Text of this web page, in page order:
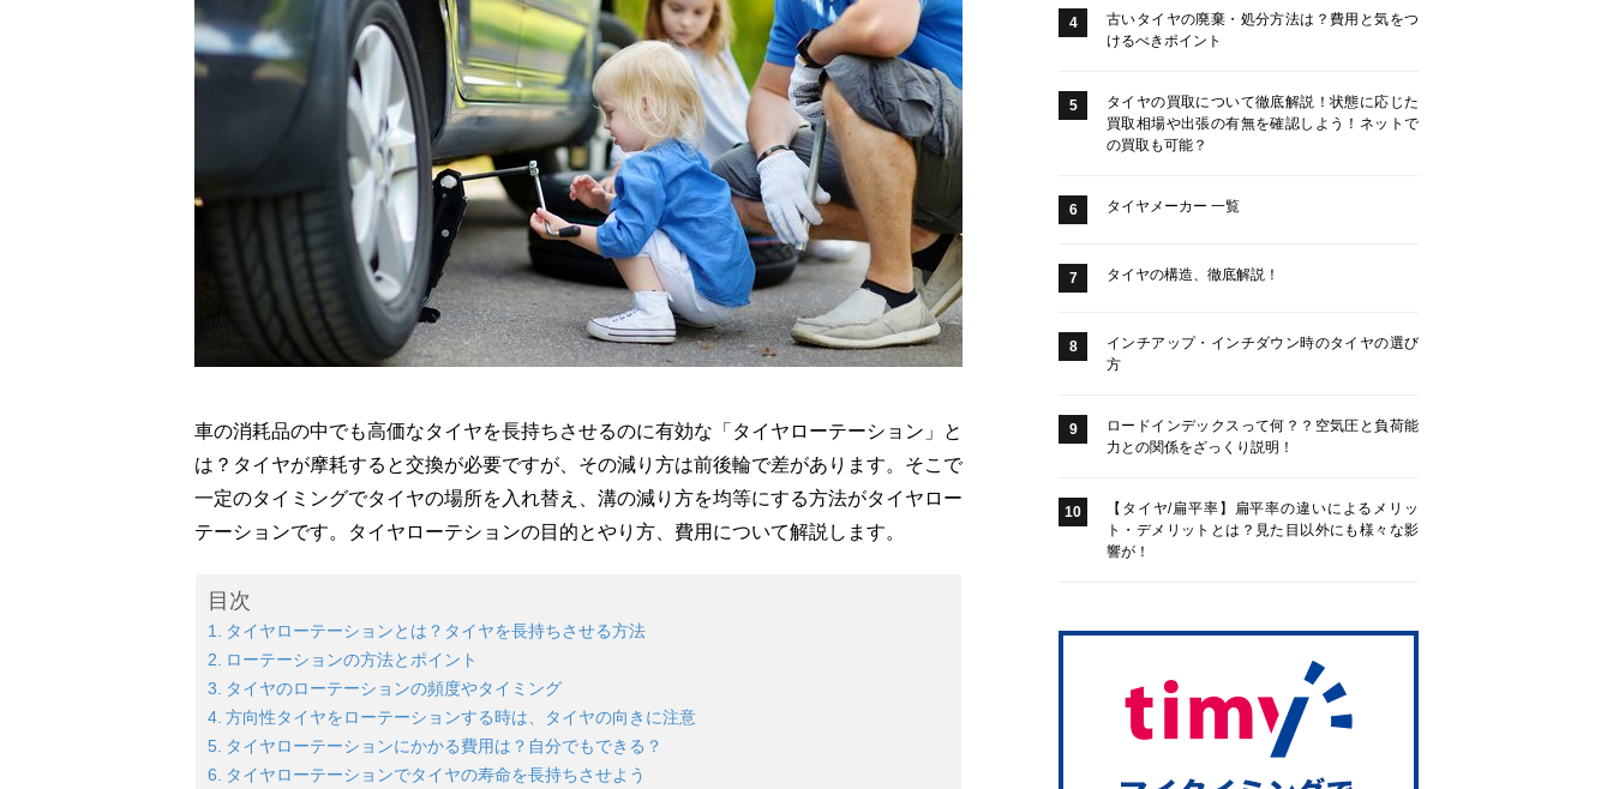
車の消耗品の中でも高価なタイヤを長持ちさせるのに有効な「タイヤローテーション」と
は？タイヤが摩耗すると交換が必要ですが、その減り方は前後輪で差があります。そこで
一定のタイミングでタイヤの場所を入れ替え、溝の減り方を均等にする方法がタイヤロー
テーションです。タイヤローテションの目的とやり方、費用について解説します。
目次
タイヤローテーションとは？タイヤを長持ちさせる方法
ローテーションの方法とポイント
タイヤのローテーションの頻度やタイミング
方向性タイヤをローテーションする時は、タイヤの向きに注意
タイヤローテーションにかかる費用は？自分でもできる？
タイヤローテーションでタイヤの寿命を長持ちさせよう
4
古いタイヤの廃棄・処分方法は？費用と気をつ
けるべきポイント
5
タイヤの買取について徹底解説！状態に応じた
買取相場や出張の有無を確認しよう！ネットで
の買取も可能？
6 タイヤメーカー 一覧
7 タイヤの構造、徹底解説！
8
インチアップ・インチダウン時のタイヤの選び
方
9
ロードインデックスって何？？空気圧と負荷能
力との関係をざっくり説明！
10
【タイヤ/扁平率】扁平率の違いによるメリッ
ト・デメリットとは？見た目以外にも様々な影
響が！